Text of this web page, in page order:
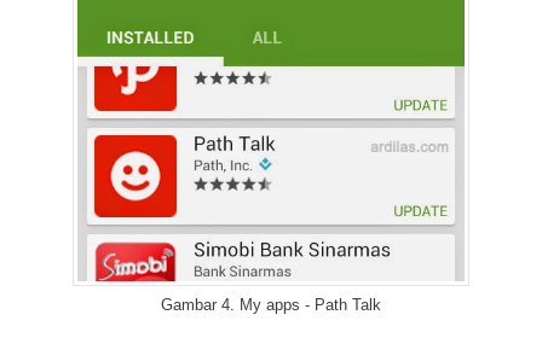
Gambar 4. My apps - Path Talk